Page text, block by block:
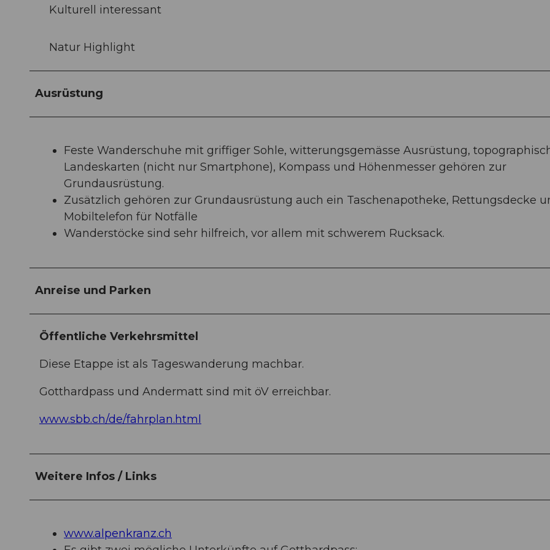
Kulturell interessant
Natur Highlight
Ausrüstung
Feste Wanderschuhe mit griffiger Sohle, witterungsgemässe Ausrüstung,
Landeskarten (nicht nur Smartphone), Kompass und Höhenmesser gehören zur
Grundausrüstung.
Zusätzlich gehören zur Grundausrüstung auch ein Taschenapotheke, Rettungsdecke
Mobiltelefon für Notfälle
Wanderstöcke sind sehr hilfreich, vor allem mit schwerem Rucksack.
Anreise und Parken
Öffentliche Verkehrsmittel
Diese Etappe ist als Tageswanderung machbar.
Gotthardpass und Andermatt sind mit öV erreichbar.
www.sbb.ch/de/fahrplan.html
Weitere Infos / Links
www.alpenkranz.ch